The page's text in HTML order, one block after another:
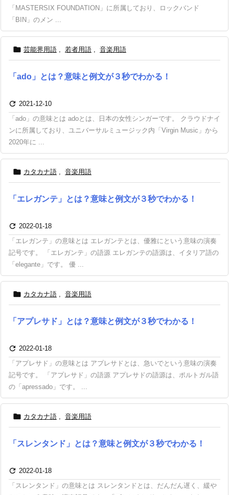
「MASTERSIX FOUNDATION」に所属しており、ロックバンド
「BIN」のメン ...
 芸能界用語 , 若者用語 , 音楽用語
「ado」とは？意味と例文が３秒でわかる！
 2021-12-10
「ado」の意味とは adoとは、日本の女性シンガーです。 クラウドナイ
ンに所属しており、ユニバーサルミュージック内「Virgin Music」から
2020年に ...
 カタカナ語 , 音楽用語
「エレガンテ」とは？意味と例文が３秒でわかる！
 2022-01-18
「エレガンテ」の意味とは エレガンテとは、優雅にという意味の演奏
記号です。 「エレガンテ」の語源 エレガンテの語源は、イタリア語の
「elegante」です。 優 ...
 カタカナ語 , 音楽用語
「アプレサド」とは？意味と例文が３秒でわかる！
 2022-01-18
「アプレサド」の意味とは アプレサドとは、急いでという意味の演奏
記号です。 「アプレサド」の語源 アプレサドの語源は、ポルトガル語
の「apressado」です。 ...
 カタカナ語 , 音楽用語
「スレンタンド」とは？意味と例文が３秒でわかる！
 2022-01-18
「スレンタンド」の意味とは スレンタンドとは、だんだん遅く、緩や